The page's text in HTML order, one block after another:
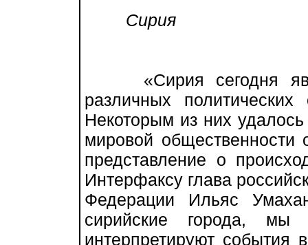
Сирия
«Сирия сегодня
различных
Некоторым из них
мировой общественности
представление о
Интерфаксу глава
Федерации Ильяс
сирийские города, мы
интерпретируют события